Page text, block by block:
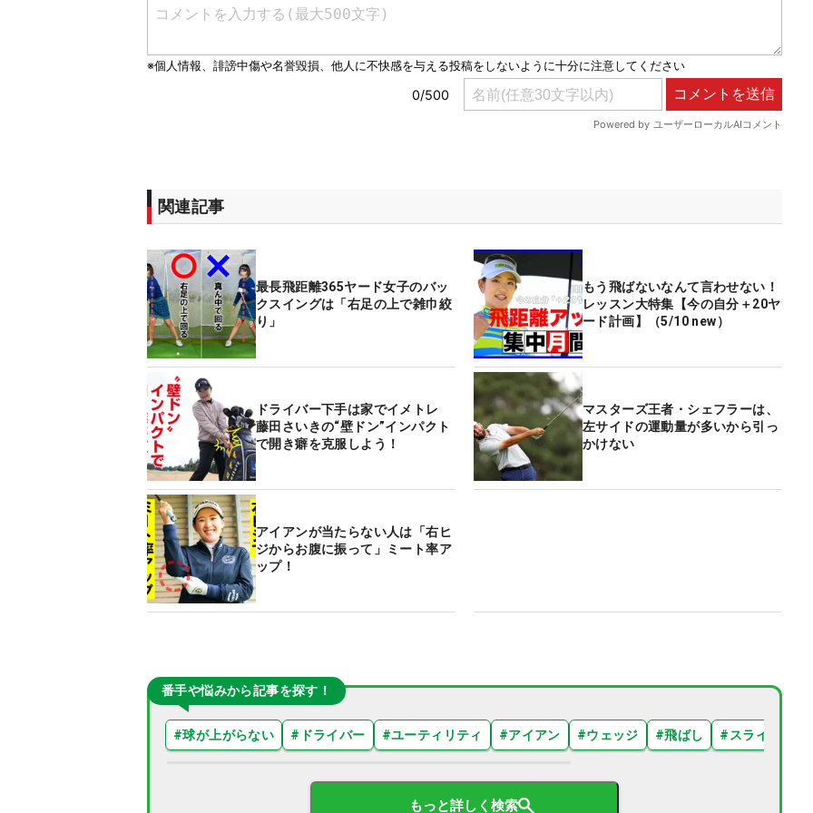
関連記事
最長飛距離365ヤード女子のバッ
クスイングは「右足の上で雑巾絞
り」
もう飛ばないなんて言わせない！
レッスン大特集【今の自分＋20ヤ
ード計画】（5/10 new）
ドライバー下手は家でイメトレ
藤田さいきの“壁ドン”インパクト
で開き癖を克服しよう！
マスターズ王者・シェフラーは、
左サイドの運動量が多いから引っ
かけない
アイアンが当たらない人は「右ヒ
ジからお腹に振って」ミート率ア
ップ！
番手や悩みから記事を探す！
#球が上がらない # ドライバー #ユーティリティ #アイアン #ウェッジ #飛ばし # スライス
もっと詳しく検索